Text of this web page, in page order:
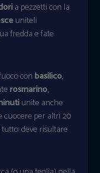
a pezzetti con la
uniteli
fredda e fate
conbasilico,
rosmarino,
unite anche
cuocere per altri 20
deve risultare